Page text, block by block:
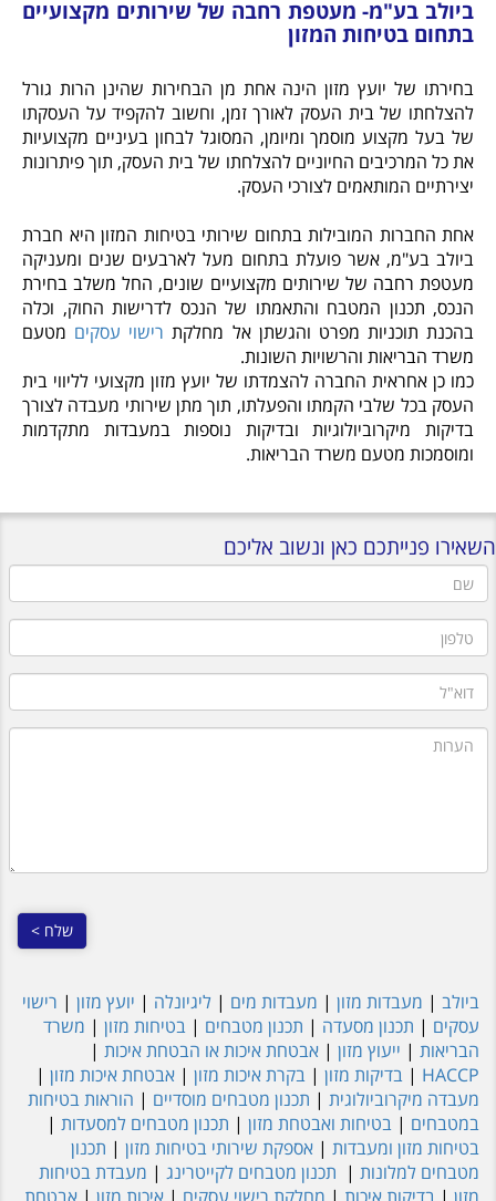
ביולב בע"מ- מעטפת רחבה של שירותים מקצועיים
בתחום בטיחות המזון
בחירתו של יועץ מזון הינה אחת מן הבחירות שהינן הרות גורל
להצלחתו של בית העסק לאורך זמן, וחשוב להקפיד על העסקתו
של בעל מקצוע מוסמך ומיומן, המסוגל לבחון בעיניים מקצועיות
את כל המרכיבים החיוניים להצלחתו של בית העסק, תוך פיתרונות
יצירתיים המותאמים לצורכי העסק.
אחת החברות המובילות בתחום שירותי בטיחות המזון היא חברת
ביולב בע"מ, אשר פועלת בתחום מעל לארבעים שנים ומעניקה
מעטפת רחבה של שירותים מקצועיים שונים, החל משלב בחירת
הנכס, תכנון המטבח והתאמתו של הנכס לדרישות החוק, וכלה
בהכנת תוכניות מפרט והגשתן אל מחלקת רישוי עסקים מטעם
משרד הבריאות והרשויות השונות.
כמו כן אחראית החברה להצמדתו של יועץ מזון מקצועי לליווי בית
העסק בכל שלבי הקמתו והפעלתו, תוך מתן שירותי מעבדה לצורך
בדיקות מיקרוביולוגיות ובדיקות נוספות במעבדות מתקדמות
ומוסמכות מטעם משרד הבריאות.
השאירו פנייתכם כאן ונשוב אליכם
שם
טלפון
דוא"ל
הערות
ביולב | מעבדות מזון | מעבדות מים | ליגיונלה | יועץ מזון | רישוי
עסקים | תכנון מסעדה | תכנון מטבחים | בטיחות מזון | משרד
הבריאות | ייעוץ מזון | אבטחת איכות או הבטחת איכות |
HACCP
| בדיקות מזון | בקרת איכות מזון | אבטחת איכות מזון |
מעבדה מיקרוביולוגית | תכנון מטבחים מוסדיים | הוראות בטיחות
במטבחים | בטיחות ואבטחת מזון | תכנון מטבחים למסעדות |
בטיחות מזון ומעבדות | אספקת שירותי בטיחות מזון | תכנון
מטבחים למלונות | תכנון מטבחים לקייטרינג | מעבדת בטיחות